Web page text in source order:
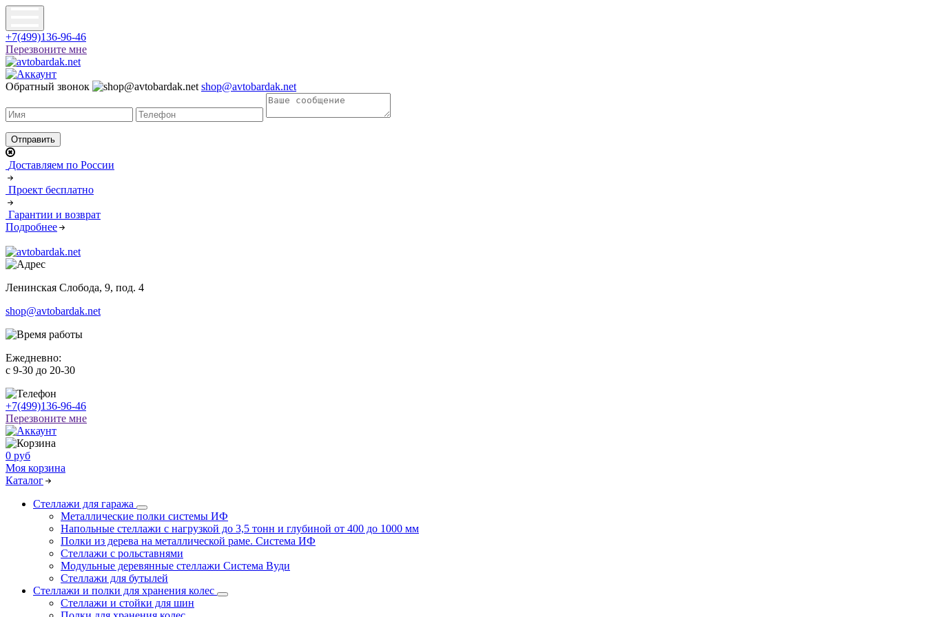
+7(499)136-96-46
Перезвоните мне
Обратный звонок shop@avtobardak.net
Доставляем по России
Проект бесплатно
Гарантии и возврат
Подробнее
Ленинская Слобода, 9, под. 4
shop@avtobardak.net
Ежедневно:
c 9-30 до 20-30
+7(499)136-96-46
Перезвоните мне
0 руб
Моя корзина
Каталог
Стеллажи для гаража
Металлические полки системы ИФ
Напольные стеллажи с нагрузкой до 3,5 тонн и глубиной от 400 до 1000 мм
Полки из дерева на металлической раме. Система ИФ
Стеллажи с рольставнями
Модульные деревянные стеллажи Система Вуди
Стеллажи для бутылей
Стеллажи и полки для хранения колес
Стеллажи и стойки для шин